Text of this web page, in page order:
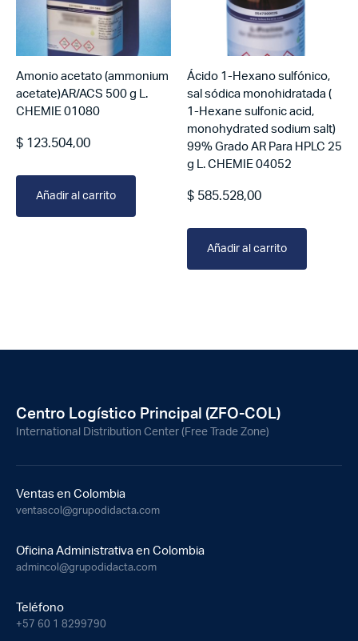
Amonio acetato (ammonium
acetate)AR/ACS 500 g L.
CHEMIE 01080
$ 123.504,00
Añadir al carrito
Ácido 1-Hexano sulfónico,
sal sódica monohidratada (
1-Hexane sulfonic acid,
monohydrated sodium salt)
99% Grado AR Para HPLC 25
g L. CHEMIE 04052
$ 585.528,00
Añadir al carrito
Centro Logístico Principal (ZFO-COL)
International Distribution Center (Free Trade Zone)
Ventas en Colombia
ventascol@grupodidacta.com
Oficina Administrativa en Colombia
admincol@grupodidacta.com
Teléfono
+57 60 1 8299790